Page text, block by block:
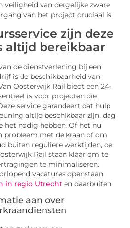
veiligheid van dergelijke zware
van het project cruciaal is.
zijn deze
altijd bereikbaar
de dienstverlening bij een
is de beschikbaarheid van
Oosterwijk Rail biedt een 24-
is voor projecten die
service garandeert dat hulp
altijd beschikbaar zijn, dag
het nodig hebben. Of het nu
probleem met de kraan of om
buiten reguliere werktijden, de
Rail staan klaar om te
te minimaliseren.
vacatures openstaan
in regio Utrecht en daarbuiten.
aan over